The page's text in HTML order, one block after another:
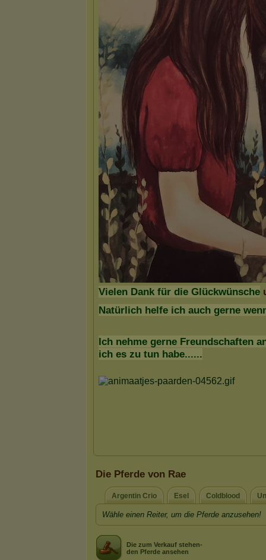
Die Pferde von Rae
Argentin Crio Esel Coldblood
Wähle einen Reiter, um die Pferde anzusehen!
Die zum Verkauf stehen-
den Pferde ansehen